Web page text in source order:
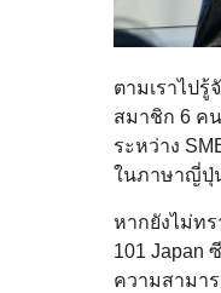
ตามเราไป
สมาชิก 6 ค
ระหว่าง
ในภาษาญี่ปุ่
หากยังไม่ท
101 Japan
ความสามา